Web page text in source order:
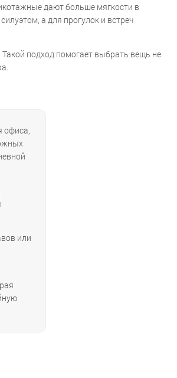
дают больше мягкости в
а для прогулок и встреч
Такой подход помогает выбрать вещь не
офиса,
или